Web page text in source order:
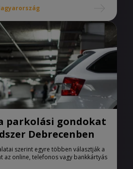
parkolási gondokat
Debrecenben
szerint egyre többen választják a
az online, telefonos vagy bankkártyás